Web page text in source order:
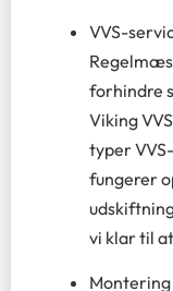
VVS-
forhindre
Viking
typer
fungerer
vi klar til